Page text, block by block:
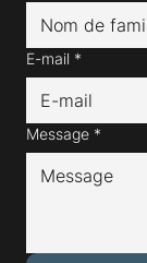
E-mail *
Message *